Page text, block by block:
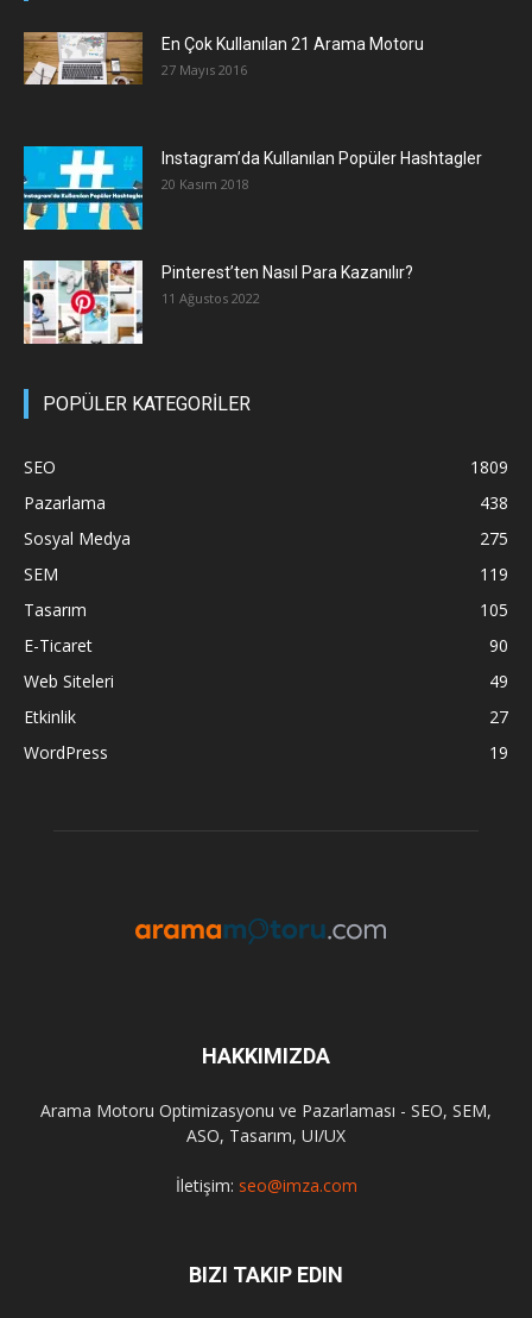
En Çok Kullanılan 21 Arama Motoru
27 Mayıs 2016
Instagram’da Kullanılan Popüler Hashtagler
20 Kasım 2018
Pinterest’ten Nasıl Para Kazanılır?
11 Ağustos 2022
POPÜLER KATEGORİLER
SEO
1809
Pazarlama
438
Sosyal Medya
275
SEM
119
Tasarım
105
E-Ticaret
90
Web Siteleri
49
Etkinlik
27
WordPress
19
HAKKIMIZDA
Arama Motoru Optimizasyonu ve Pazarlaması - SEO, SEM,
ASO, Tasarım, UI/UX
İletişim: seo@imza.com
BIZI TAKIP EDIN